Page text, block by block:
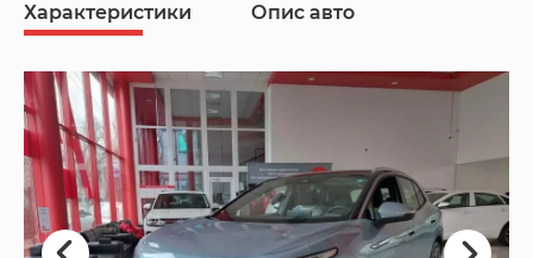
Характеристики Опис авто